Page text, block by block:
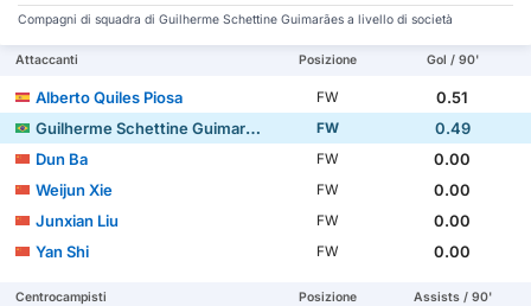
Compagni di squadra di Guilherme Schettine Guimarães a livello di società
Attaccanti Posizione Gol / 90'
Alberto Quiles Piosa FW
0.51
Guilherme Schettine Guimarães
FW
0.49
Dun Ba
FW
0.00
Weijun Xie
FW
0.00
Junxian Liu
FW
0.00
Yan Shi
FW 0.00
Centrocampisti Posizione Assists / 90'